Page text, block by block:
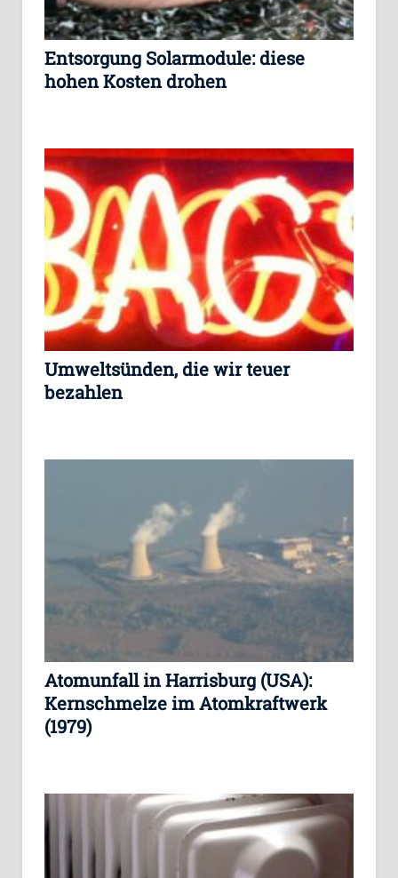
Entsorgung Solarmodule: diese
hohen Kosten drohen
Umweltsünden, die wir teuer
bezahlen
Atomunfall in Harrisburg (USA):
Kernschmelze im Atomkraftwerk
(1979)